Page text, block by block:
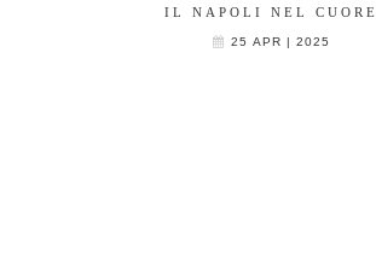
IL NAPOLI NEL CUORE
25 APR | 2025